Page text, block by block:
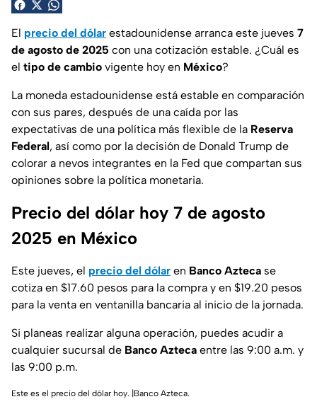
El precio del dólar estadounidense arranca este jueves 7
de agosto de 2025 con una cotización estable. ¿Cuál es
el tipo de cambio vigente hoy en México?
La moneda estadounidense está estable en comparación
con sus pares, después de una caída por las
expectativas de una política más flexible de la Reserva
Federal, así como por la decisión de Donald Trump de
colorar a nevos integrantes en la Fed que compartan sus
opiniones sobre la política monetaria.
Precio del dólar hoy 7 de agosto
2025 en México
Este jueves, el precio del dólar en Banco Azteca se
cotiza en $17.60 pesos para la compra y en $19.20 pesos
para la venta en ventanilla bancaria al inicio de la jornada.
Si planeas realizar alguna operación, puedes acudir a
cualquier sucursal de Banco Azteca entre las 9:00 a.m. y
las 9:00 p.m.
Este es el precio del dólar hoy. |Banco Azteca.